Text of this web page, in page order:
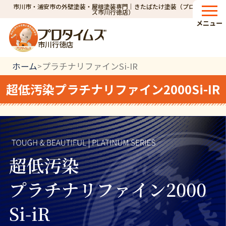
市川市・浦安市の外壁塗装・屋根塗装専門｜きたばたけ塗装（プロタイム
ズ市川行徳店）
市川行徳店
メニュー
ホーム>プラチナリファインSi-IR
超低汚染プラチナリファイン2000Si-IR